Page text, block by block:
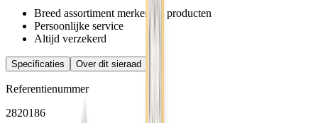
Breed assortiment merken en producten
Persoonlijke service
Altijd verzekerd
Specificaties Over dit sieraad
Referentienummer
2820186